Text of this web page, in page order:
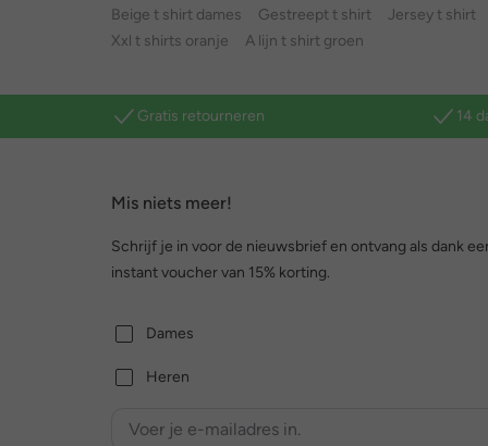
Beige t shirt dames
Gestreept t shirt
Jersey t shirt
Xxl t shirts oranje
A lijn t shirt groen
Gratis retourneren 14
Mis niets meer!
Schrijf je in voor de nieuwsbrief en ontvang als dank
instant voucher van 15% korting.
Dames
Heren